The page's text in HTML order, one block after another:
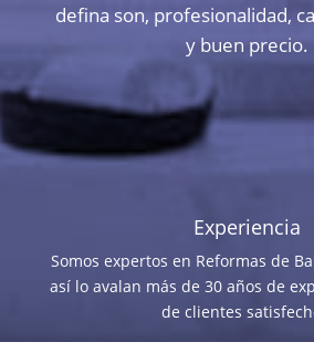
defina son, profesionalidad,
y buen precio.
Experiencia
Somos expertos en Reformas de
así lo avalan más de 30 años de
de clientes